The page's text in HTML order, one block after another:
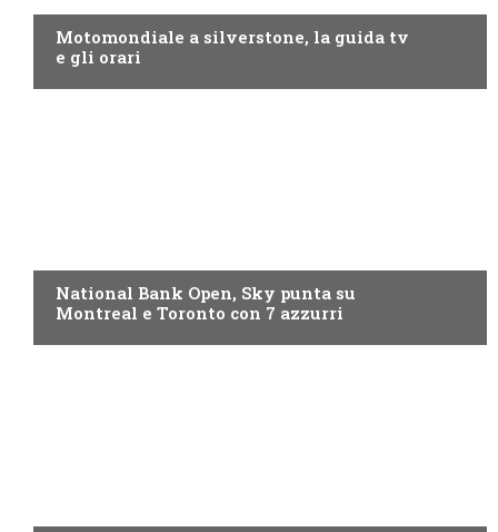
Motomondiale a silverstone, la guida tv
e gli orari
National Bank Open, Sky punta su
Montreal e Toronto con 7 azzurri